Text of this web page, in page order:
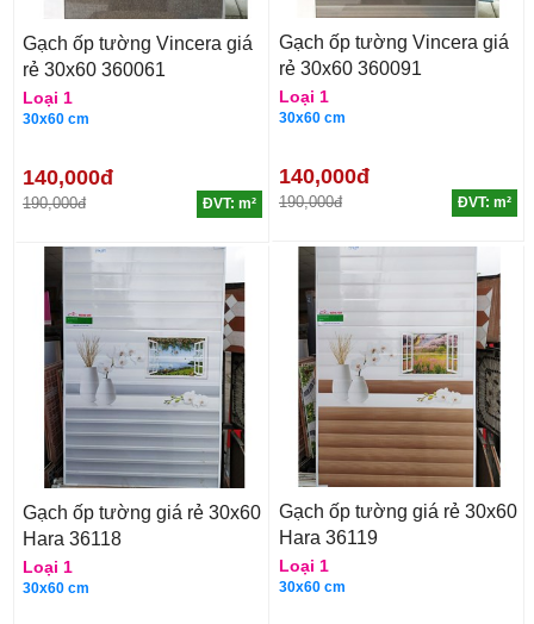
Gạch ốp tường Vincera giá
rẻ 30x60 360061
Loại 1
30x60 cm
140,000đ
190,000đ ĐVT: m²
Gạch ốp tường Vincera giá
rẻ 30x60 360091
Loại 1
30x60 cm
140,000đ
190,000đ ĐVT: m²
Gạch ốp tường giá rẻ 30x60
Hara 36118
Loại 1
30x60 cm
Gạch ốp tường giá rẻ 30x60
Hara 36119
Loại 1
30x60 cm